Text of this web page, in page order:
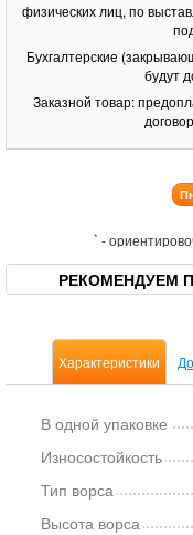
физических лиц, по
Бухгалтерские
будут
Заказной товар:
* -
РЕКОМЕНДУЕМ
Характеристики
В одной упаковке
Износостойкость
Тип ворса
Высота ворса